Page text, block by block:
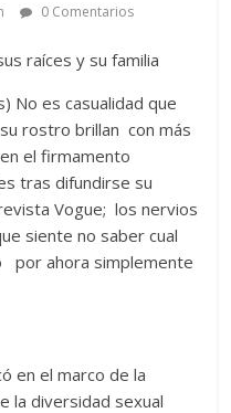
0 Comentarios
raíces y su familia
No es casualidad que
rostro brillan con más
el firmamento
tras difundirse su
Vogue; los nervios
siente no saber cual
por ahora simplemente
en el marco de la
la diversidad sexual